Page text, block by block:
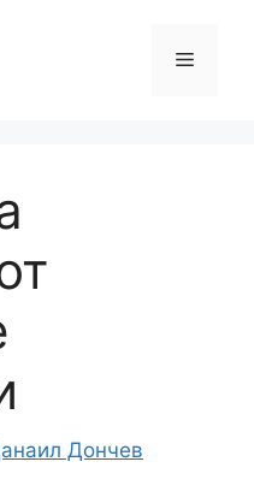
Меню
Дончев